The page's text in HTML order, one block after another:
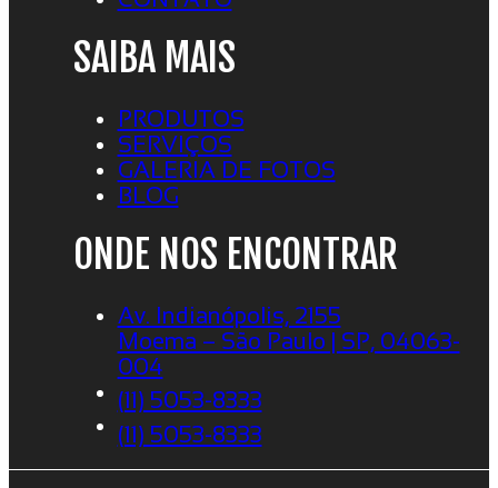
SAIBA MAIS
PRODUTOS
SERVIÇOS
GALERIA DE FOTOS
BLOG
ONDE NOS ENCONTRAR
Av. Indianópolis, 2155
Moema – São Paulo | SP, 04063-
004
(11) 5053-8333
(11) 5053-8333